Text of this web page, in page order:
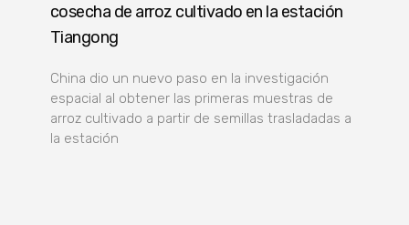
cosecha de arroz cultivado en la estación
Tiangong
China dio un nuevo paso en la investigación
espacial al obtener las primeras muestras de
arroz cultivado a partir de semillas trasladadas a
la estación